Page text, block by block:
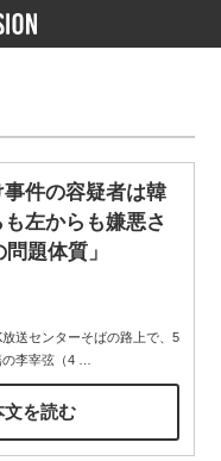
件の容疑者は韓
左からも嫌悪さ
題体質」
送センターそばの路上で、5
李宰弦（4…
文を読む